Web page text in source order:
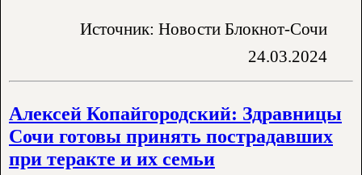
Источник: Новости Блокнот-Сочи
24.03.2024
Алексей Копайгородский: Здравницы
Сочи готовы принять пострадавших
при теракте и их семьи